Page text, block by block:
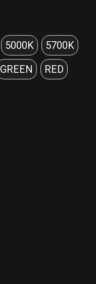
5000K
5700K
GREEN
RED